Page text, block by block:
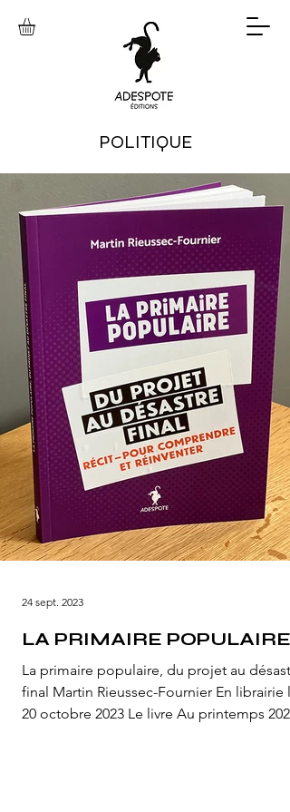
POLITIQUE
LA PRIMAIRE POPULAIRE
La primaire populaire, du projet au
final Martin Rieussec-Fournier En librairie le
20 octobre 2023 Le livre Au printemps
24 sept. 2023